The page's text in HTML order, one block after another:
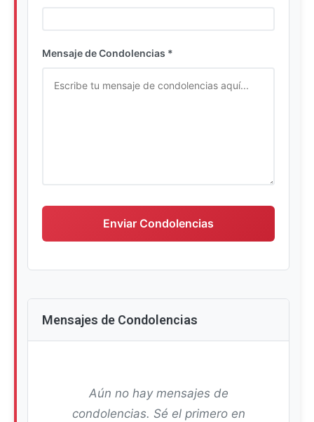
Mensaje de Condolencias *
Enviar Condolencias
Mensajes de Condolencias
Aún no hay mensajes de
condolencias. Sé el primero en